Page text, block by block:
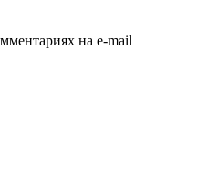
на e-mail